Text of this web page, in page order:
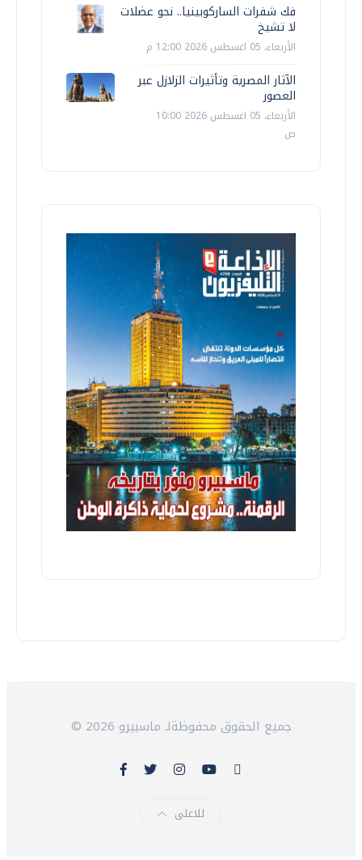
فك شفرات الساركوبينيا.. نحو عضلات
لا تشيخ
الأربعاء، 05 اغسطس 2026 12:00 م
الآثار المصرية وتأثيرات الزلازل عبر
العصور
الأربعاء، 05 اغسطس 2026 10:00
ص
© 2026 جميع الحقوق محفوظةلـ ماسبيرو
للاعلى